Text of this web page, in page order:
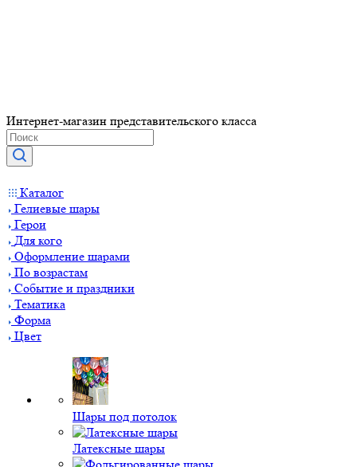
Интернет-магазин представительского класса
Каталог
Гелиевые шары
Герои
Для кого
Оформление шарами
По возрастам
Событие и праздники
Тематика
Форма
Цвет
Шары под потолок
Латексные шары